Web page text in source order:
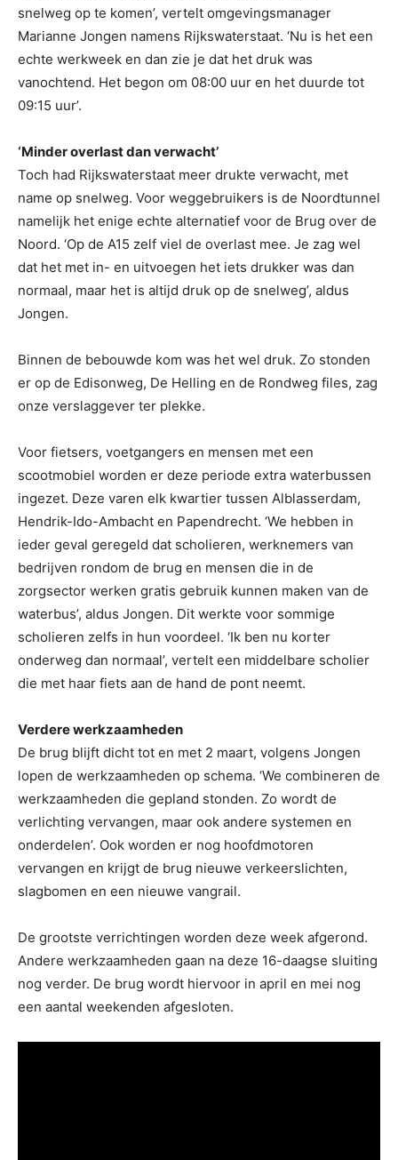
snelweg op te komen’, vertelt omgevingsmanager
Marianne Jongen namens Rijkswaterstaat. ‘Nu is het een
echte werkweek en dan zie je dat het druk was
vanochtend. Het begon om 08:00 uur en het duurde tot
09:15 uur’.
‘Minder overlast dan verwacht’
Toch had Rijkswaterstaat meer drukte verwacht, met
name op snelweg. Voor weggebruikers is de Noordtunnel
namelijk het enige echte alternatief voor de Brug over de
Noord. ‘Op de A15 zelf viel de overlast mee. Je zag wel
dat het met in- en uitvoegen het iets drukker was dan
normaal, maar het is altijd druk op de snelweg’, aldus
Jongen.
Binnen de bebouwde kom was het wel druk. Zo stonden
er op de Edisonweg, De Helling en de Rondweg files, zag
onze verslaggever ter plekke.
Voor fietsers, voetgangers en mensen met een
scootmobiel worden er deze periode extra waterbussen
ingezet. Deze varen elk kwartier tussen Alblasserdam,
Hendrik-Ido-Ambacht en Papendrecht. ‘We hebben in
ieder geval geregeld dat scholieren, werknemers van
bedrijven rondom de brug en mensen die in de
zorgsector werken gratis gebruik kunnen maken van de
waterbus’, aldus Jongen. Dit werkte voor sommige
scholieren zelfs in hun voordeel. ‘Ik ben nu korter
onderweg dan normaal’, vertelt een middelbare scholier
die met haar fiets aan de hand de pont neemt.
Verdere werkzaamheden
De brug blijft dicht tot en met 2 maart, volgens Jongen
lopen de werkzaamheden op schema. ‘We combineren de
werkzaamheden die gepland stonden. Zo wordt de
verlichting vervangen, maar ook andere systemen en
onderdelen’. Ook worden er nog hoofdmotoren
vervangen en krijgt de brug nieuwe verkeerslichten,
slagbomen en een nieuwe vangrail.
De grootste verrichtingen worden deze week afgerond.
Andere werkzaamheden gaan na deze 16-daagse sluiting
nog verder. De brug wordt hiervoor in april en mei nog
een aantal weekenden afgesloten.